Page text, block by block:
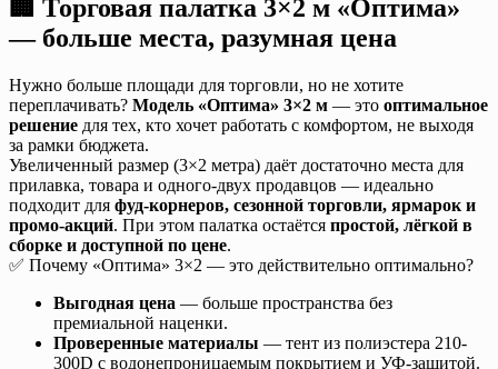
🏢 Торговая палатка 3×2 м «Оптима»
— больше места, разумная цена
Нужно больше площади для торговли, но не хотите
переплачивать? Модель «Оптима» 3×2 м — это оптимальное
решение для тех, кто хочет работать с комфортом, не выходя
за рамки бюджета.
Увеличенный размер (3×2 метра) даёт достаточно места для
прилавка, товара и одного-двух продавцов — идеально
подходит для фуд-корнеров, сезонной торговли, ярмарок и
промо-акций. При этом палатка остаётся простой, лёгкой в
сборке и доступной по цене.
✅ Почему «Оптима» 3×2 — это действительно оптимально?
Выгодная цена — больше пространства без
премиальной наценки.
Проверенные материалы — тент из полиэстера 210-
300D с водонепроницаемым покрытием и УФ-защитой.